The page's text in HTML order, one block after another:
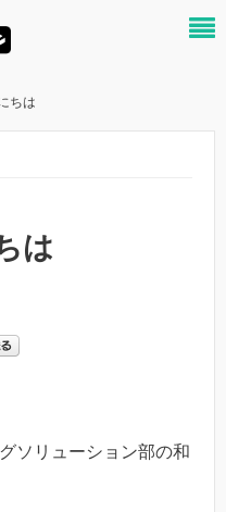
ちは
は
ソリューション部の和